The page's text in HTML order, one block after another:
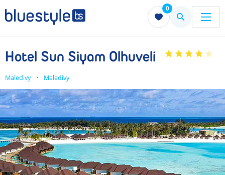
0
Menu Menu
Hotel Sun Siyam Olhuveli
Maledivy Maledivy